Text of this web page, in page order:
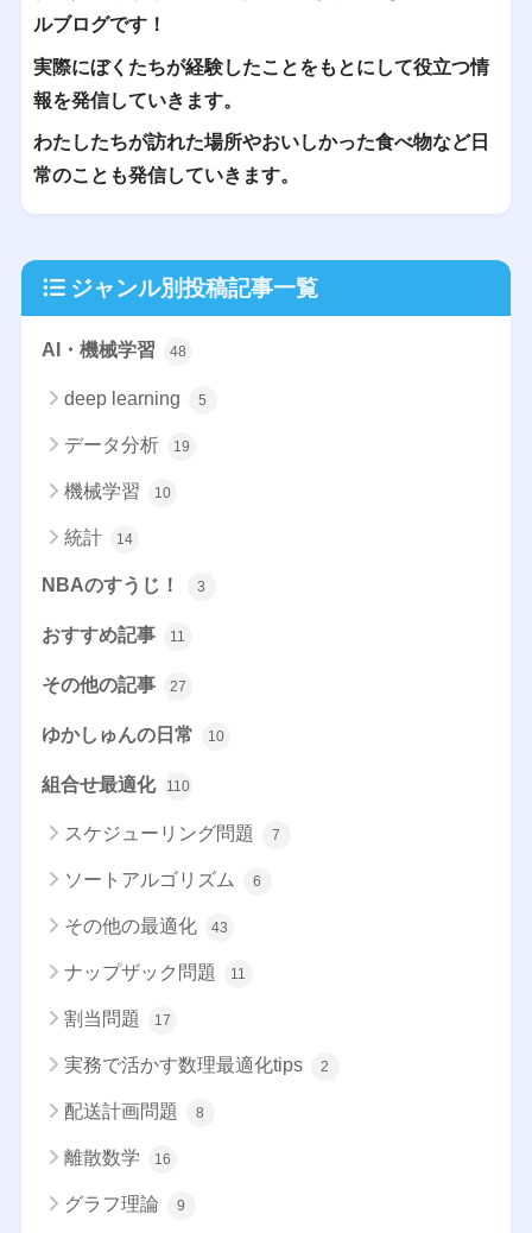
ルブログです！
実際にぼくたちが経験したことをもとにして役立つ情
報を発信していきます。
わたしたちが訪れた場所やおいしかった食べ物など日
常のことも発信していきます。
ジャンル別投稿記事一覧
AI・機械学習 48
deep learning 5
データ分析 19
機械学習 10
統計 14
NBAのすうじ！ 3
おすすめ記事 11
その他の記事 27
ゆかしゅんの日常 10
組合せ最適化 110
スケジューリング問題 7
ソートアルゴリズム 6
その他の最適化 43
ナップザック問題 11
割当問題 17
実務で活かす数理最適化tips 2
配送計画問題 8
離散数学 16
グラフ理論 9